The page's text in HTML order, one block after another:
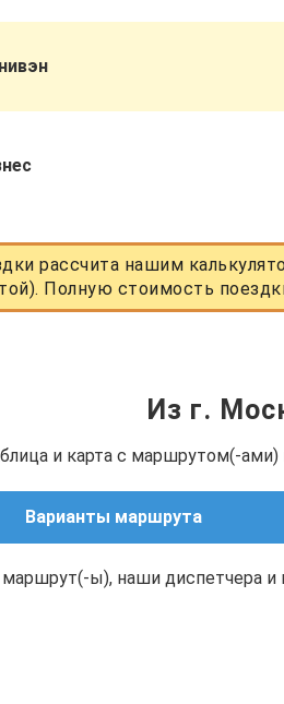
рассчита нашим
Полную стоимость
Из г.
и карта с маршрутом(-
Варианты маршрута
ы), наши диспетчера